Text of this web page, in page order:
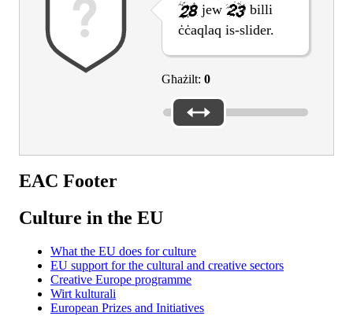
jew
billi
ċċaqlaq is-slider.
Għażilt: 0
EAC Footer
Culture in the EU
What the EU does for culture
EU support for the cultural and creative sectors
Creative Europe programme
Wirt kulturali
European Prizes and Initiatives